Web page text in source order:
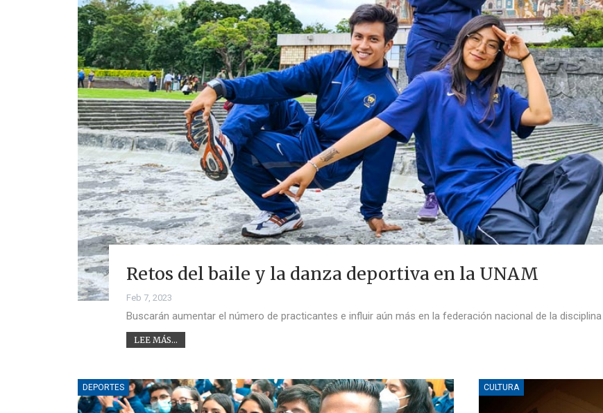
Retos del baile y la danza deportiva en la UNAM
Feb 7, 2023
Buscarán aumentar el número de practicantes e influir aún más en la federación nacional de la disciplina
LEE MÁS...
DEPORTES CULTURA